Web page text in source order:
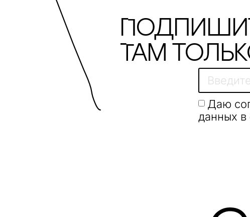
recoulage
Revyline
Rizzoli New York
Sample x Дарья
Там
Даю
данных в